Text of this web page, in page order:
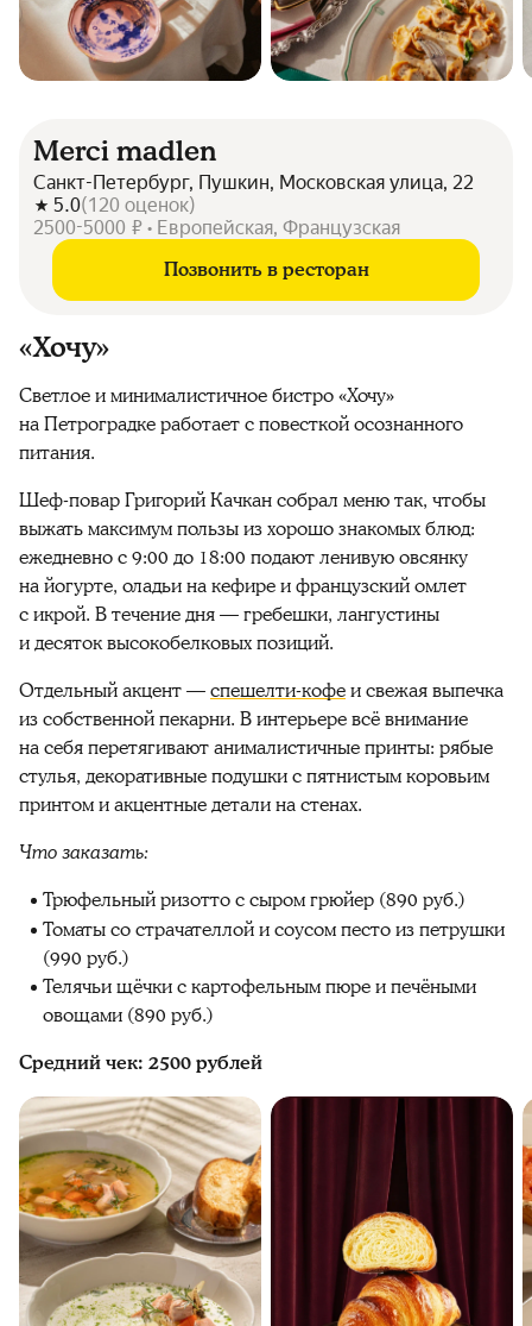
Merci madlen
Санкт-Петербург, Пушкин, Московская улица, 22
5.0(120 оценок)
2500-5000 ₽ • Европейская, Французская
Позвонить в ресторан
«Хочу»
Светлое и минималистичное бистро «Хочу»
на Петроградке работает с повесткой осознанного
питания.
Шеф-повар Григорий Качкан собрал меню так, чтобы
выжать максимум пользы из хорошо знакомых блюд:
ежедневно с 9:00 до 18:00 подают ленивую овсянку
на йогурте, оладьи на кефире и французский омлет
с икрой. В течение дня — гребешки, лангустины
и десяток высокобелковых позиций.
Отдельный акцент —спешелти-кофеи свежая выпечка
из собственной пекарни. В интерьере всё внимание
на себя перетягивают анималистичные принты: рябые
стулья, декоративные подушки с пятнистым коровьим
принтом и акцентные детали на стенах.
Что заказать:
Трюфельный ризотто с сыром грюйер (890 руб.)
Томаты со страчателлой и соусом песто из петрушки
(990 руб.)
Телячьи щёчки с картофельным пюре и печёными
овощами (890 руб.)
Средний чек: 2500 рублей